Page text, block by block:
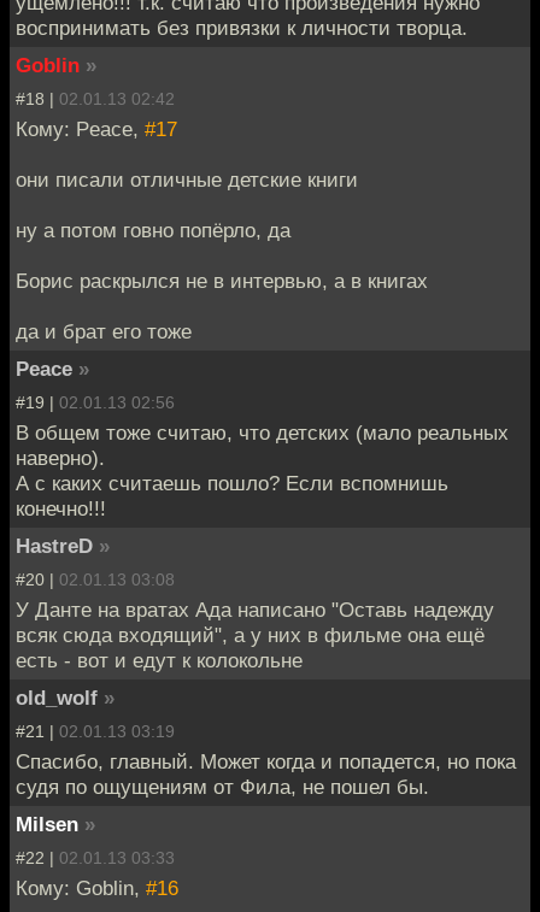
воспринимать без привязки к личности творца.
Goblin »
#18 | 02.01.13 02:42
Кому: Peace, #17
они писали отличные детские книги
ну а потом говно попёрло, да
Борис раскрылся не в интервью, а в книгах
да и брат его тоже
Peace »
#19 | 02.01.13 02:56
В общем тоже считаю, что детских (мало реальных
наверно).
А с каких считаешь пошло? Если вспомнишь
конечно!!!
HastreD »
#20 | 02.01.13 03:08
У Данте на вратах Ада написано "Оставь надежду
всяк сюда входящий", а у них в фильме она ещё
есть - вот и едут к колокольне
old_wolf »
#21 | 02.01.13 03:19
Спасибо, главный. Может когда и попадется, но пока
судя по ощущениям от Фила, не пошел бы.
Milsen »
#22 | 02.01.13 03:33
Кому: Goblin, #16